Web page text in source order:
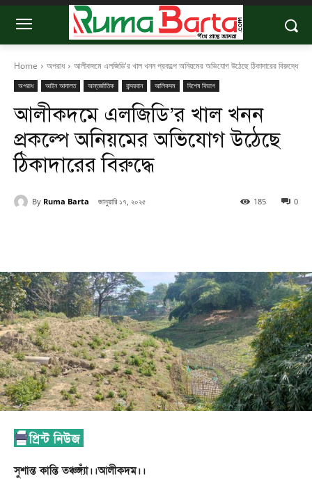
Home অপরাধ আলীকদমে এলজিডি'র খাল খনন প্রকল্পে অনিয়মের অভিযোগ উঠেছে ঠিকাদারের বিরুদ্ধে
অপরাধ আইন আদালত আন্তর্জাতিক বান্দরবান আলিকদম বিশেষ বিভাগ
আলীকদমে এলজিডি’র খাল খনন
প্রকল্পে অনিয়মের অভিযোগ উঠেছে
ঠিকাদারের বিরুদ্ধে
By Ruma Barta জানুয়ারি ১৭, ২০২৫ 0
185
সুশান্ত কান্তি তঞ্চঙ্গ্যাঁ।।আলীকদম।।